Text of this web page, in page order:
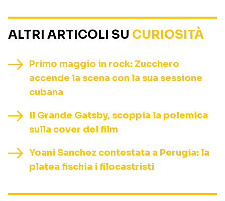
ALTRI ARTICOLI SU CURIOSITÀ
Primo maggio in rock: Zucchero
accende la scena con la sua sessione
cubana
Il Grande Gatsby, scoppia la polemica
sulla cover del film
Yoani Sanchez contestata a Perugia: la
platea fischia i filocastristi